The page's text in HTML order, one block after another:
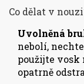
Co dělat v
Uvolněná
nebolí,
použijte
opatrně